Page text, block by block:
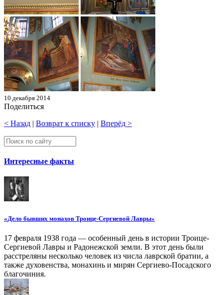
10 декабря 2014
Поделиться
< Назад | Возврат к списку | Вперёд >
Интересные факты
«Дело бывших монахов Троице-Сергиевой Лавры»
17 февраля 1938 года — особенный день в истории Троице-
Сергиевой Лавры и Радонежской земли. В этот день были
расстреляны несколько человек из числа лаврской братии, а
также духовенства, монахинь и мирян Сергиево-Посадского
благочиния.